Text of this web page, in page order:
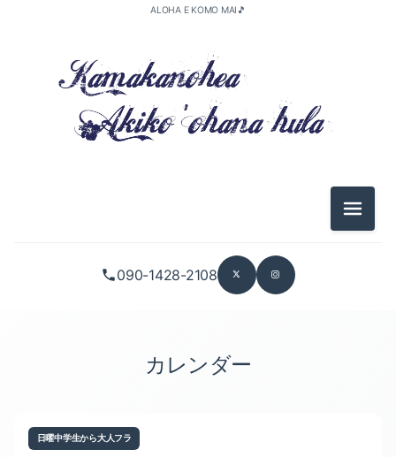
090-1428-2108
ALOHA E KOMO MAI🎵
メニュ
カレンダー
日曜中学生から大人フラ